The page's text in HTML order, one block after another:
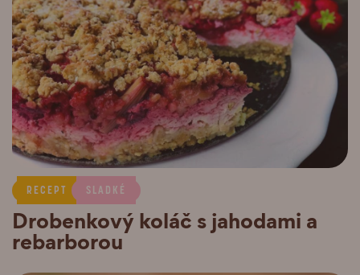
RECEPT SLADKÉ
Drobenkový koláč s jahodami a
rebarborou